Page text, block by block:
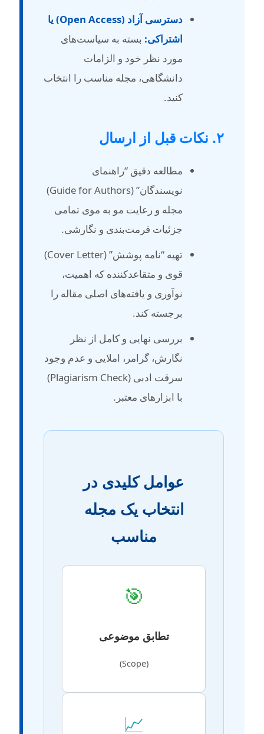
دسترسی آزاد (Open Access) یا
بسته به سیاست‌های
مورد نظر خود و الزامات
دانشگاهی، مجله مناسب را انتخاب
مطالعه دقیق “راهنمای
نویسندگان” (Guide for Authors)
مجله و رعایت مو به موی تمامی
جزئیات فرمت‌بندی و نگارشی.
تهیه “نامه پوشش” (Cover Letter)
قوی و متقاعدکننده که اهمیت،
نوآوری و یافته‌های اصلی مقاله را
برجسته کند.
بررسی نهایی و کامل از نظر
نگارش، گرامر، املایی و عدم وجود
سرقت ادبی (Plagiarism Check)
با ابزارهای معتبر.
عوامل کلیدی در
انتخاب یک مجله
مناسب
تطابق موضوعی